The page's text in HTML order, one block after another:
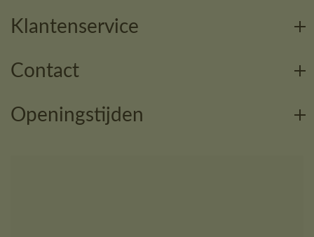
Klantenservice
Contact
Openingstijden